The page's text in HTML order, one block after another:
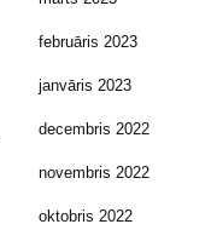
februāris 2023
janvāris 2023
decembris 2022
novembris 2022
oktobris 2022